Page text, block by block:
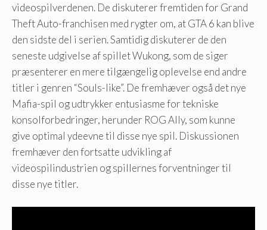
videospilverdenen. De diskuterer fremtiden for Grand
Theft Auto-franchisen med rygter om, at GTA 6 kan blive
den sidste del i serien. Samtidig diskuterer de den
seneste udgivelse af spillet Wukong, som de siger
præsenterer en mere tilgængelig oplevelse end andre
titler i genren “Souls-like”. De fremhæver også det nye
Mafia-spil og udtrykker entusiasme for tekniske
konsolforbedringer, herunder ROG Ally, som kunne
give optimal ydeevne til disse nye spil. Diskussionen
fremhæver den fortsatte udvikling af
videospilindustrien og spillernes forventninger til
disse nye titler.